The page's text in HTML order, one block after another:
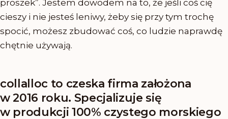
proszek”. Jestem dowodem na to, że jeśli coś cię
cieszy i nie jesteś leniwy, żeby się przy tym trochę
spocić, możesz zbudować coś, co ludzie naprawdę
chętnie używają.
collalloc to czeska firma założona
w 2016 roku. Specjalizuje się
w produkcji 100% czystego morskiego